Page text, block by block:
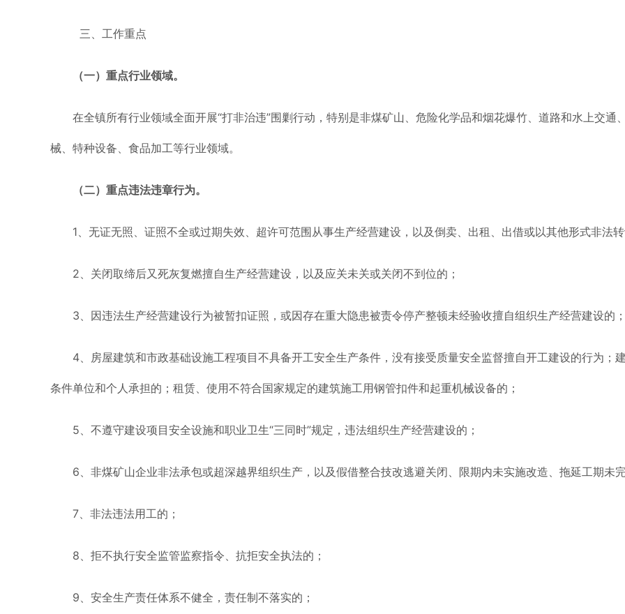
三、工作重点
（一）重点行业领域。
在全镇所有行业领域全面开展“打非治违”围剿行动，特别是非煤矿山、危险化学品和烟花爆竹、道路和水上交通
械、特种设备、食品加工等行业领域。
（二）重点违法违章行为。
1、无证无照、证照不全或过期失效、超许可范围从事生产经营建设，以及倒卖、出租、出借或以其他形式非法转
2、关闭取缔后又死灰复燃擅自生产经营建设，以及应关未关或关闭不到位的；
3、因违法生产经营建设行为被暂扣证照，或因存在重大隐患被责令停产整顿未经验收擅自组织生产经营建设的；
4、房屋建筑和市政基础设施工程项目不具备开工安全生产条件，没有接受质量安全监督擅自开工建设的行为；
条件单位和个人承担的；租赁、使用不符合国家规定的建筑施工用钢管扣件和起重机械设备的；
5、不遵守建设项目安全设施和职业卫生“三同时”规定，违法组织生产经营建设的；
6、非煤矿山企业非法承包或超深越界组织生产，以及假借整合技改逃避关闭、限期内未实施改造、拖延工期未
7、非法违法用工的；
8、拒不执行安全监管监察指令、抗拒安全执法的；
9、安全生产责任体系不健全，责任制不落实的；